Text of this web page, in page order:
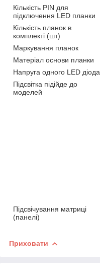
Кількість PIN для
підключення LED планки
Кількість планок в
комплекті (шт)
Маркування планок
Матеріал основи планки
Напруга одного LED діода
Підсвітка підійде до
моделей
Підсвічування матриці
(панелі)
Приховати